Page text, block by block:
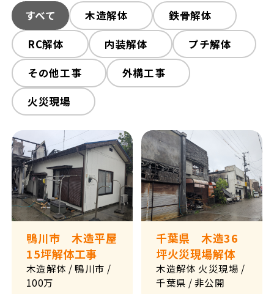
すべて 木造解体
鉄骨解体
RC解体
内装解体
プチ解体
その他工事
外構工事
火災現場
鴨川市 木造平屋
15坪解体工事
木造解体 / 鴨川市 /
100万
千葉県 木造36
坪火災現場解体
木造解体 火災現場 /
千葉県 / 非公開